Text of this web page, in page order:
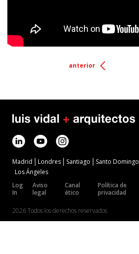
anterior
Madrid Londres Santiago Santo Domingo
Los Ángeles
Log
In
Aviso
legal
Canal
ético
Política de
privacidad
2026 Todos los derechos reservados